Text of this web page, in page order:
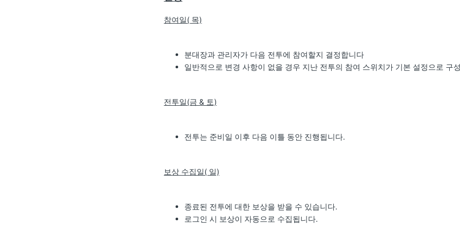
참여일( 목)
분대장과 관리자가 다음 전투에 참여할지 결정합니다
일반적으로 변경 사항이 없을 경우 지난 전투의 참여 스위치가 기본 설정으로 구
전투일(금 & 토)
전투는 준비일 이후 다음 이틀 동안 진행됩니다.
보상 수집일( 일)
종료된 전투에 대한 보상을 받을 수 있습니다.
로그인 시 보상이 자동으로 수집됩니다.